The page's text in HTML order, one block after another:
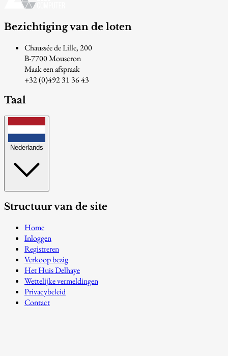
Bezichtiging van de loten
Chaussée de Lille, 200
B-7700 Mouscron
Maak een afspraak
+32 (0)492 31 36 43
Taal
Nederlands
Structuur van de site
Home
Inloggen
Registreren
Verkoop bezig
Het Huis Delhaye
Wettelijke vermeldingen
Privacybeleid
Contact